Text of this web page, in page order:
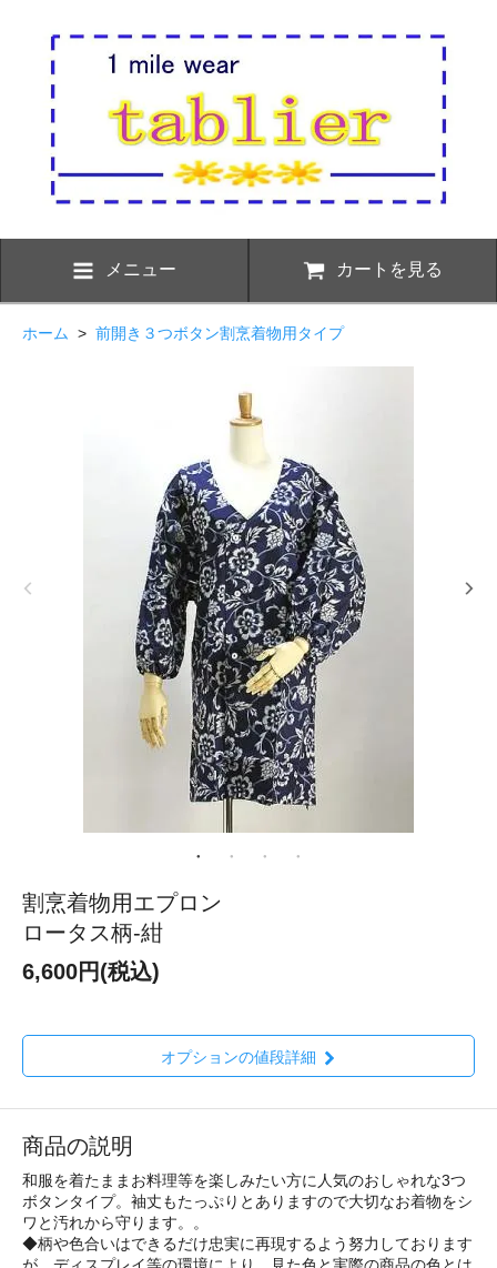
メニュー カートを見る
ホーム > 前開き３つボタン割烹着物用タイプ
割烹着物用エプロン
ロータス柄-紺
6,600円(税込)
オプションの値段詳細
商品の説明
和服を着たままお料理等を楽しみたい方に人気のおしゃれな3つ
ボタンタイプ。袖丈もたっぷりとありますので大切なお着物をシ
ワと汚れから守ります。。
◆柄や色合いはできるだけ忠実に再現するよう努力しております
が、ディスプレイ等の環境により、見た色と実際の商品の色とは